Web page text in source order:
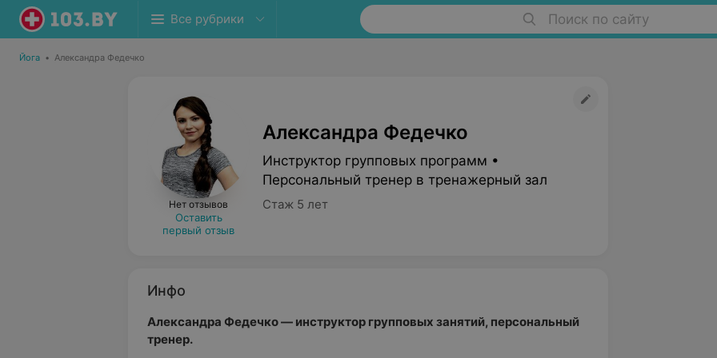
Все рубрики Поиск по сайту
Йога • Александра Федечко
Нет отзывов
Оставить
первый отзыв
Александра Федечко
Инструктор групповых программ •
Персональный тренер в тренажерный зал
Стаж 5 лет
Инфо
Александра Федечко — инструктор групповых занятий, персональный
тренер.